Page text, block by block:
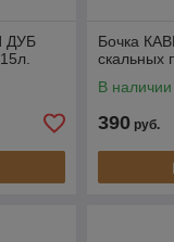
ДУБ
Бочка
скальных
В наличии
390 руб.